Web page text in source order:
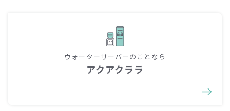
ウォーターサーバーのことなら
アクアクララ